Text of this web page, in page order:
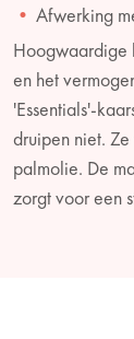
Afwerking
Hoogwaardige
en het
'Essentials'-
druipen niet.
palmolie. De
zorgt voor een